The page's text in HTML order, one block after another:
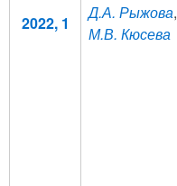
2022, 1
Д.А. Рыжова,
М.В. Кюсева